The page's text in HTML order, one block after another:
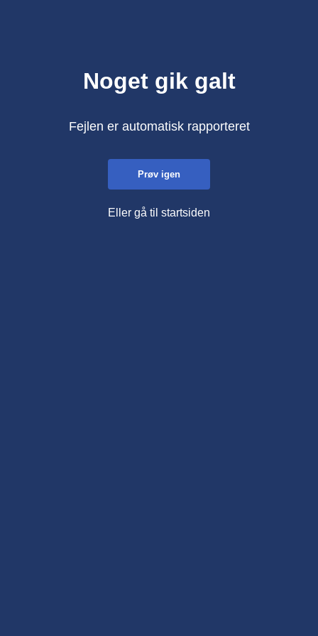
Noget gik galt
Fejlen er automatisk rapporteret
Prøv igen
Eller gå til startsiden